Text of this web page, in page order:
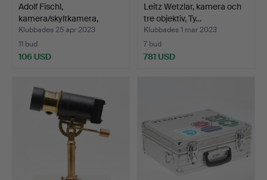
Adolf Fischl,
kamera/skyltkamera,
Tyskland…
Klubbades 25 apr 2023
11 bud
106 USD
Leitz Wetzlar, kamera och
tre objektiv, Ty…
Klubbades 1 mar 2023
7 bud
781 USD